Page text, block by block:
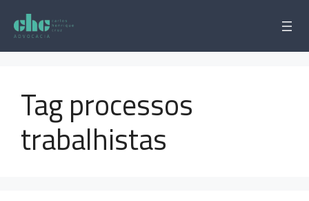
para
conteúdo
Tag processos
trabalhistas